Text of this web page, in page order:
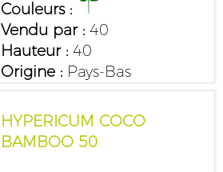
Couleurs :
Vendu par :40
Hauteur :40
Origine :Pays-Bas
HYPERICUM COCO
BAMBOO 50